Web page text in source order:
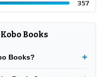
357
Books
Books?